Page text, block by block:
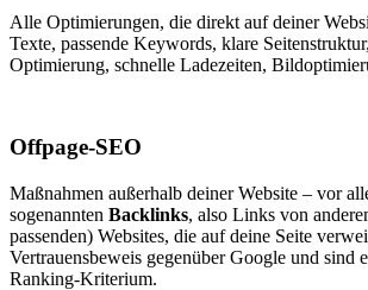
Alle Optimierungen, die direkt auf deiner
Texte, passende Keywords, klare
Optimierung, schnelle Ladezeiten,
Offpage-SEO
Maßnahmen außerhalb deiner Website – vor
sogenannten Backlinks, also Links von
passenden) Websites, die auf deine Seite
Vertrauensbeweis gegenüber Google und sind
Ranking-Kriterium.